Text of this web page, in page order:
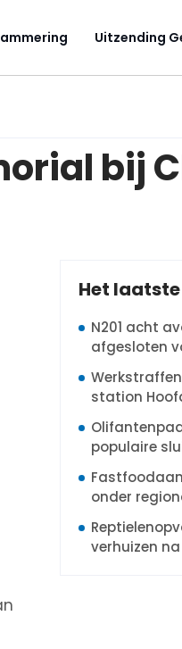
Uitzending
bij
Het
N201 acht
afgesloten
station
populaire
onder
verhuizen